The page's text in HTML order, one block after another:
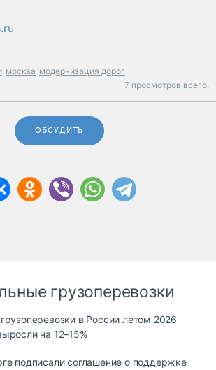
москва модернизация дорог
7 просмотров всего.
ОБСУДИТЬ
грузоперевозки
в России летом 2026
на 12–15%
подписали соглашение о поддержке